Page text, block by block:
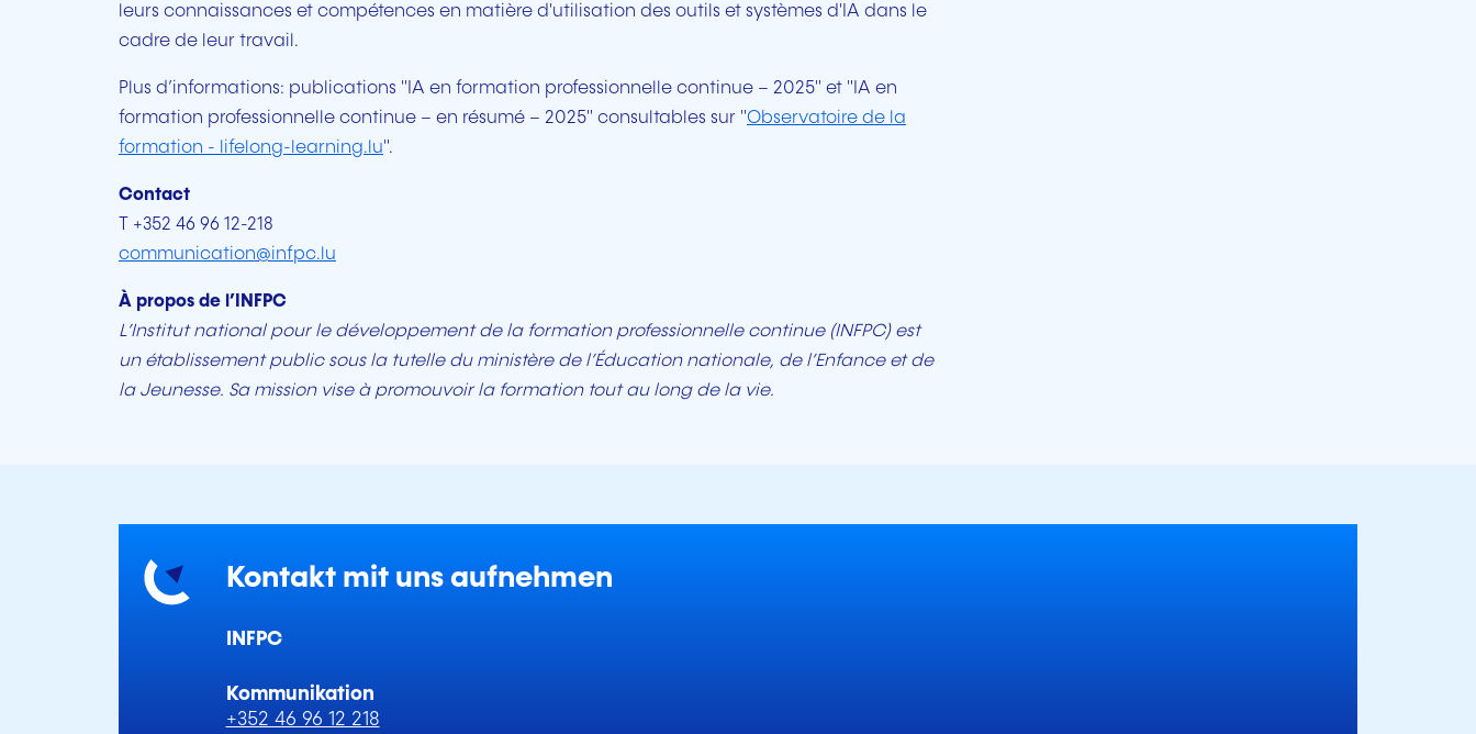
leurs connaissances et compétences en matière d'utilisation des outils et systèmes d'IA dans le
cadre de leur travail.
Plus d’informations: publications "IA en formation professionnelle continue – 2025" et "IA en
formation professionnelle continue – en résumé – 2025" consultables sur "Observatoire de la
formation - lifelong-learning.lu".
Contact
T +352 46 96 12-218
communication@infpc.lu
À propos de l’INFPC
L’Institut national pour le développement de la formation professionnelle continue (INFPC) est
un établissement public sous la tutelle du ministère de l’Éducation nationale, de l’Enfance et de
la Jeunesse. Sa mission vise à promouvoir la formation tout au long de la vie.
Kontakt mit uns aufnehmen
INFPC
Kommunikation
+352 46 96 12 218